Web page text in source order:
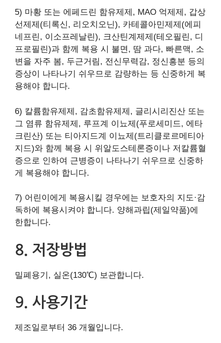
5) 마황 또는 에페드린 함유제제, MAO 억제제, 갑상
선제제(티록신, 리오치오닌), 카테콜아민제제(에피
네프린, 이소프레날린), 크산틴계제제(테오필린, 디
프로필린)과 함께 복용 시 불면, 땀 과다, 빠른맥, 소
변을 자주 봄, 두근거림, 전신무력감, 정신흥분 등의
증상이 나타나기 쉬우므로 감량하는 등 신중하게 복
용해야 합니다.
6) 칼륨함유제제, 감초함유제제, 글리시리진산 또는
그 염류 함유제제, 루프계 이뇨제(푸로세미드, 에타
크린산) 또는 티아지드계 이뇨제(트리클로르메티아
지드)와 함께 복용 시 위알도스테론증이나 저칼륨혈
증으로 인하여 근병증이 나타나기 쉬우므로 신중하
게 복용해야 합니다.
7) 어린이에게 복용시킬 경우에는 보호자의 지도·감
독하에 복용시켜야 합니다. 양해과립(제일약품)에
한합니다.
8. 저장방법
밀폐용기, 실온(130℃) 보관합니다.
9. 사용기간
제조일로부터 36 개월입니다.